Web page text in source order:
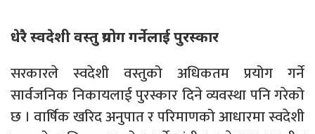
धेरै स्वदेशी वस्तु प्रयोग गर्नेलाई पुरस्कार
सरकारले स्वदेशी वस्तुको अधिकतम प्रयोग गर्ने
सार्वजनिक निकायलाई पुरस्कार दिने व्यवस्था पनि गरेको
छ । वार्षिक खरिद अनुपात र परिमाणको आधारमा स्वदेशी